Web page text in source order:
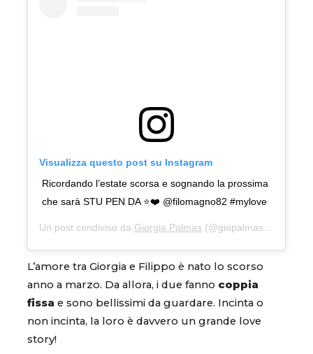
Visualizza questo post su Instagram
Ricordando l’estate scorsa e sognando la prossima
che sarà STU PEN DA ⭐️❤️ @filomagno82 #mylove
Un post condiviso da Giorgia Palmas (@giopalmas82) in data:
L’amore tra Giorgia e Filippo è nato lo scorso
anno a marzo. Da allora, i due fanno coppia
fissa e sono bellissimi da guardare. Incinta o
non incinta, la loro è davvero un grande love
story!